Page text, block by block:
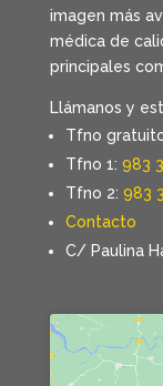
imagen más
médica de
principales
Llámanos y
Tfno
Tfno 1: 983
Tfno 2: 983
Contacto
C/ Paulina